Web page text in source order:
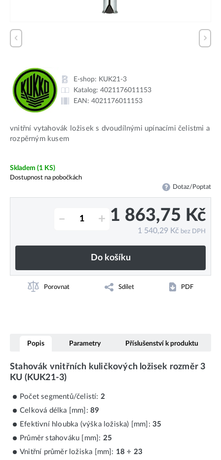
E-shop: KUK21-3
Katalog: 4021176011153
EAN: 4021176011153
vnitřní vytahovák ložisek s dvoudílnými upínacími čelistmi a
rozpěrným kusem
Skladem (1 KS)
Dostupnost na pobočkách
Dotaz/Poptat
– + 1 863,75 Kč
1 540,29 Kč bez DPH
Do košíku
Porovnat Sdílet PDF
Popis Parametry Příslušenství k produktu
Stahovák vnitřních kuličkových ložisek rozměr 3
KU (KUK21-3)
Počet segmentů/čelistí: 2
Celková délka [mm]: 89
Efektivní hloubka (výška ložiska) [mm]: 35
Průměr stahováku [mm]: 25
Vnitřní průměr ložiska [mm]: 18 ÷ 23